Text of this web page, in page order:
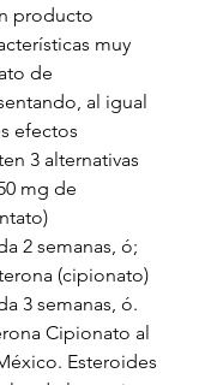
producto
muy
de
al igual
efectos
3 alternativas
mg de
2 semanas, ó;
(cipionato)
3 semanas, ó.
Cipionato al
Esteroides